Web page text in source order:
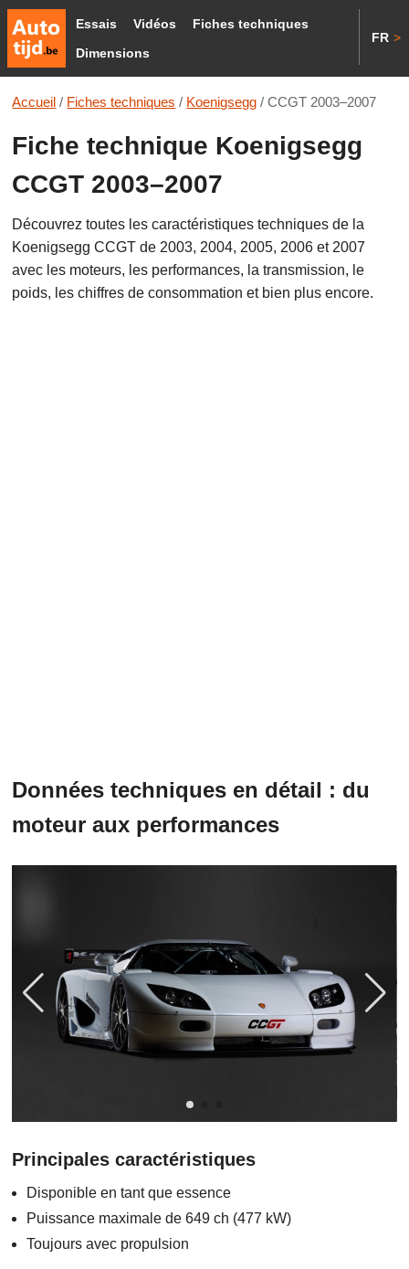
Essais Vidéos
Fiches techniques
Dimensions
FR >
Accueil / Fiches techniques / Koenigsegg / CCGT 2003–2007
Fiche technique Koenigsegg
CCGT 2003–2007
Découvrez toutes les caractéristiques techniques de la
Koenigsegg CCGT de 2003, 2004, 2005, 2006 et 2007
avec les moteurs, les performances, la transmission, le
poids, les chiffres de consommation et bien plus encore.
Données techniques en détail : du
moteur aux performances
Principales caractéristiques
Disponible en tant que essence
Puissance maximale de 649 ch (477 kW)
Toujours avec propulsion